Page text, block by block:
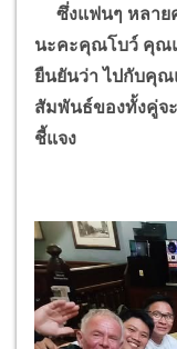
ซึ่งแฟนๆ หลายค
นะคะคุณโบว์ คุณ
ยืนยันว่า ไปกับคุณ
สัมพันธ์ของทั้งคู่จ
ชี้แจง